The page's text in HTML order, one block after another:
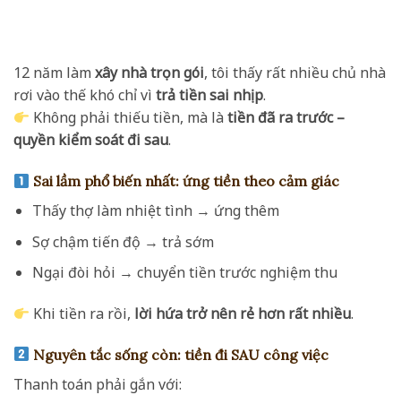
12 năm làm xây nhà trọn gói, tôi thấy rất nhiều chủ nhà
rơi vào thế khó chỉ vì trả tiền sai nhịp.
Không phải thiếu tiền, mà làtiền đã ra trước –
quyền kiểm soát đi sau.
Sai lầm phổ biến nhất: ứng tiền theo cảm giác
Thấy thợ làm nhiệt tình → ứng thêm
Sợ chậm tiến độ → trả sớm
Ngại đòi hỏi → chuyển tiền trước nghiệm thu
Khi tiền ra rồi, lời hứa trở nên rẻ hơn rất nhiều.
Nguyên tắc sống còn: tiền đi SAU công việc
Thanh toán phải gắn với: